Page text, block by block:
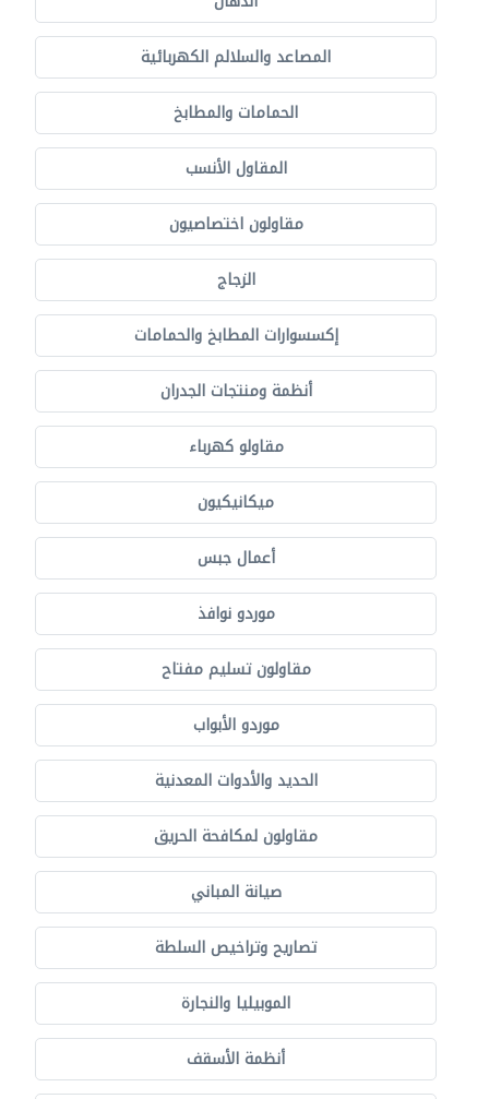
المصاعد والسلالم الكهربائية
الحمامات والمطابخ
المقاول الأنسب
مقاولون اختصاصيون
الزجاج
إكسسوارات المطابخ والحمامات
أنظمة ومنتجات الجدران
مقاولو كهرباء
ميكانيكيون
أعمال جبس
موردو نوافذ
مقاولون تسليم مفتاح
موردو الأبواب
الحديد والأدوات المعدنية
مقاولون لمكافحة الحريق
صيانة المباني
تصاريح وتراخيص السلطة
الموبيليا والنجارة
أنظمة الأسقف